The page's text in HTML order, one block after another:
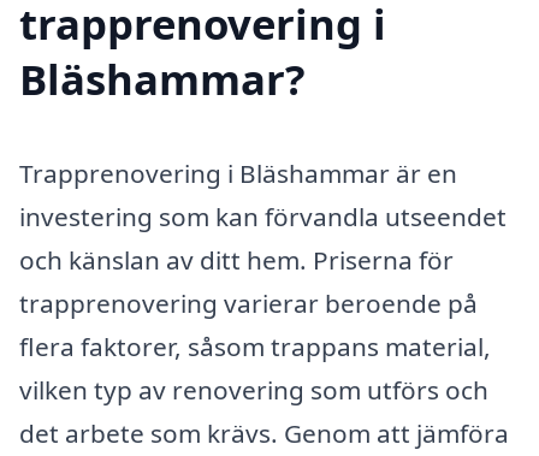
trapprenovering i
Bläshammar?
Trapprenovering i Bläshammar är en
investering som kan förvandla utseendet
och känslan av ditt hem. Priserna för
trapprenovering varierar beroende på
flera faktorer, såsom trappans material,
vilken typ av renovering som utförs och
det arbete som krävs. Genom att jämföra